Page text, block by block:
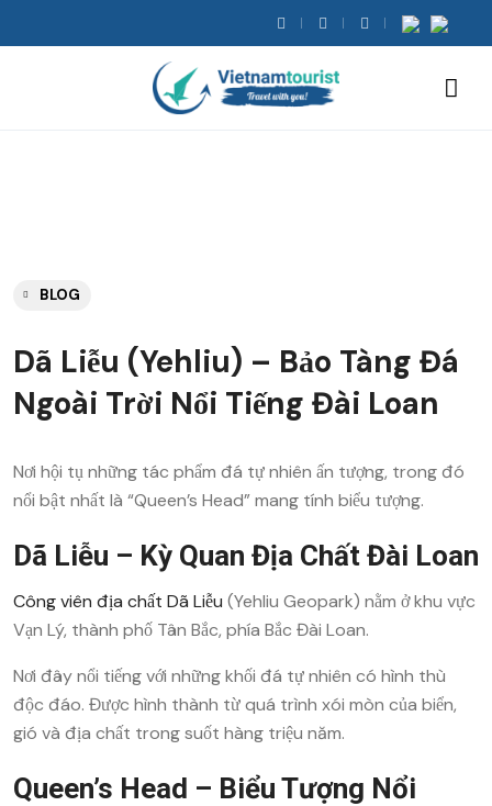
BLOG
Dã Liễu (Yehliu) – Bảo Tàng Đá
Ngoài Trời Nổi Tiếng Đài Loan
Nơi hội tụ những tác phẩm đá tự nhiên ấn tượng, trong đó
nổi bật nhất là “Queen’s Head” mang tính biểu tượng.
Dã Liễu – Kỳ Quan Địa Chất Đài Loan
Công viên địa chất Dã Liễu (Yehliu Geopark) nằm ở khu vực
Vạn Lý, thành phố Tân Bắc, phía Bắc Đài Loan.
Nơi đây nổi tiếng với những khối đá tự nhiên có hình thù
độc đáo. Được hình thành từ quá trình xói mòn của biển,
gió và địa chất trong suốt hàng triệu năm.
Queen’s Head – Biểu Tượng Nổi